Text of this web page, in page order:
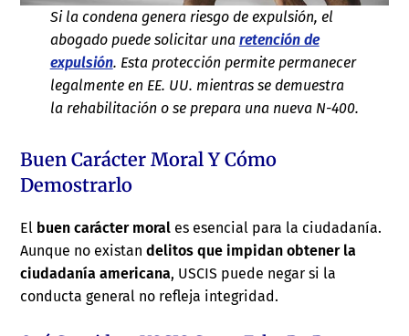
Si la condena genera riesgo de expulsión, el
abogado puede solicitar una retención de
expulsión. Esta protección permite permanecer
legalmente en EE. UU. mientras se demuestra
la rehabilitación o se prepara una nueva N-400.
Buen Carácter Moral Y Cómo
Demostrarlo
El buen carácter moral es esencial para la ciudadanía.
Aunque no existandelitos que impidan obtener la
ciudadanía americana, USCIS puede negar si la
conducta general no refleja integridad.